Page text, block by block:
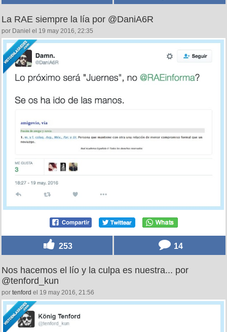
La RAE siempre la lía por @DaniA6R
por Daniel el 19 may 2016, 22:35
253 14
Nos hacemos el lío y la culpa es nuestra... por
@tenford_kun
por tenford el 19 may 2016, 21:56